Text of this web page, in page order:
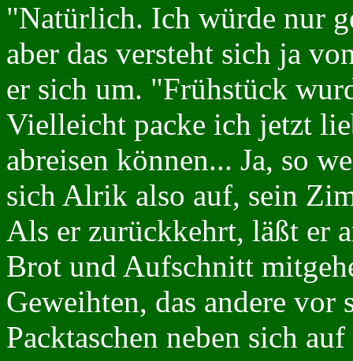
"Natürlich. Ich würde nur
aber das versteht sich ja
er sich um. "Frühstück
Vielleicht packe ich jetzt
abreisen können... Ja, so
sich Alrik also auf, sein
Als er zurückkehrt, läßt er
Brot und Aufschnitt
Geweihten, das andere vor
Packtaschen neben sich